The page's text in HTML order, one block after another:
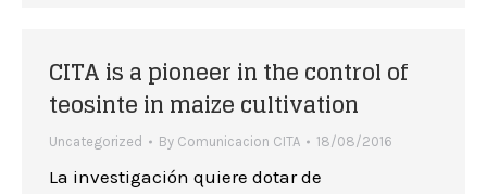
CITA is a pioneer in the control of
teosinte in maize cultivation
Uncategorized By Comunicacion CITA 18/08/2016
La investigación quiere dotar de